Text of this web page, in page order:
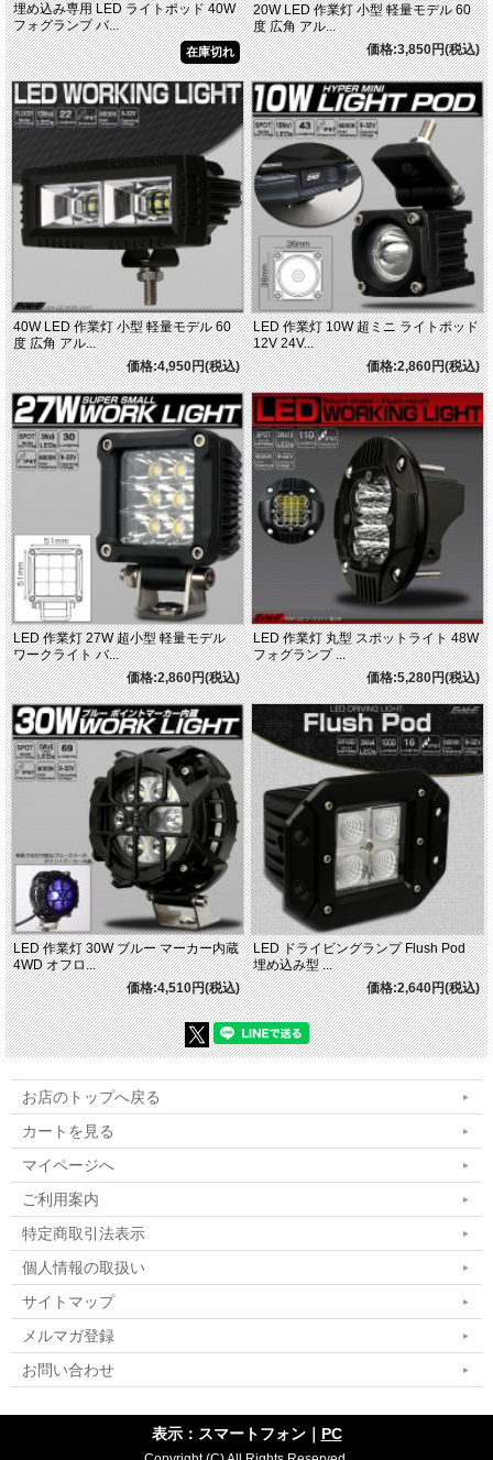
埋め込み専用 LED ライトポッド 40W
フォグランプ バ...
在庫切れ
20W LED 作業灯 小型 軽量モデル 60
度 広角 アル...
価格:3,850円(税込)
40W LED 作業灯 小型 軽量モデル 60
度 広角 アル...
価格:4,950円(税込)
LED 作業灯 10W 超ミニ ライトポッド
12V 24V...
価格:2,860円(税込)
LED 作業灯 27W 超小型 軽量モデル
ワークライト バ...
価格:2,860円(税込)
LED 作業灯 丸型 スポットライト 48W
フォグランプ ...
価格:5,280円(税込)
LED 作業灯 30W ブルー マーカー内蔵
4WD オフロ...
価格:4,510円(税込)
LED ドライビングランプ Flush Pod
埋め込み型 ...
価格:2,640円(税込)
お店のトップへ戻る
カートを見る
マイページへ
ご利用案内
特定商取引法表示
個人情報の取扱い
サイトマップ
メルマガ登録
お問い合わせ
表示：スマートフォン｜ PC